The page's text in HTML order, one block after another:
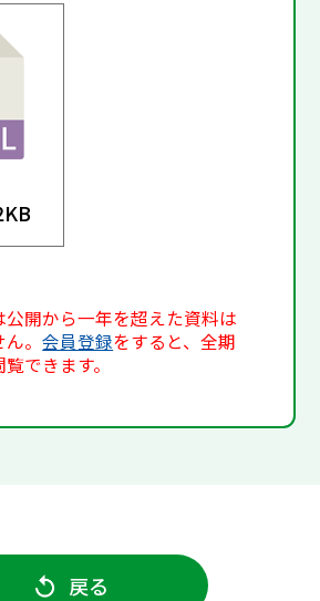
開から一年を超えた資料は
ん。会員登録をすると、全期
できます。
戻る